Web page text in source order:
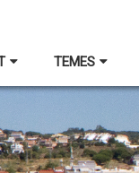
TEMES